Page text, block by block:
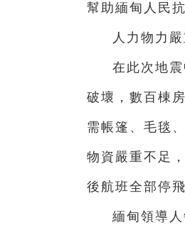
幫助緬甸人民
人力物力
在此次地
破壞，數百棟
需帳篷、毛毯
物資嚴重不足
後航班全部停
緬甸領導